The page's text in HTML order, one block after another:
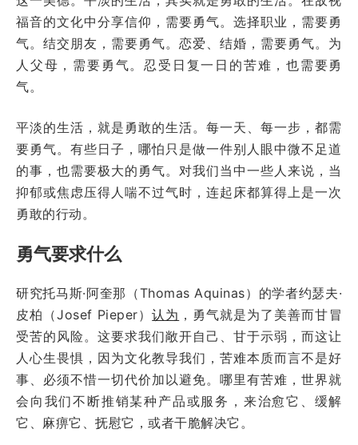
福音的文化中分享信仰，需要勇气。选择职业，需要勇
气。结交朋友，需要勇气。恋爱、结婚，需要勇气。为
人父母，需要勇气。忍受日复一日的苦难，也需要勇
气。
平淡的生活，就是勇敢的生活。每一天、每一步，都需
要勇气。有些日子，哪怕只是做一件别人眼中微不足道
的事，也需要极大的勇气。对我们当中一些人来说，当
抑郁或焦虑压得人喘不过气时，连起床都算得上是一次
勇敢的行动。
勇气要求什么
研究托马斯·阿奎那（Thomas Aquinas）的学者约瑟夫·
皮柏（Josef Pieper）认为 ，勇气就是为了美善而甘冒
受苦的风险。这要求我们敞开自己、甘于示弱，而这让
人心生畏惧，因为文化教导我们，苦难本质而言不是好
事、必须不惜一切代价加以避免。哪里有苦难，世界就
会向我们不断推销某种产品或服务，来治愈它、缓解
它、麻痹它、抚慰它，或者干脆解决它。